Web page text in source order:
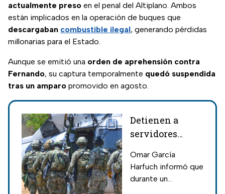
actualmente preso en el penal del Altiplano. Ambos
están implicados en la operación de buques que
descargaban combustible ilegal, generando pérdidas
millonarias para el Estado.
Aunque se emitió una orden de aprehensión contra
Fernando, su captura temporalmente quedó suspendida
tras un amparo promovido en agosto.
Detienen a
servidores
robo de
combustible en
Omar García
Harfuch informó que
durante un